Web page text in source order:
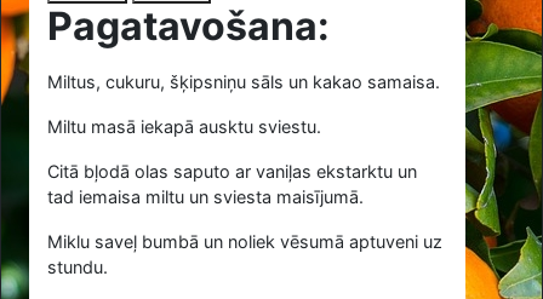
Pagatavošana:
Miltus, cukuru, šķipsniņu sāls un kakao samaisa.
Miltu masā iekapā ausktu sviestu.
Citā bļodā olas saputo ar vaniļas ekstarktu un
tad iemaisa miltu un sviesta maisījumā.
Miklu saveļ bumbā un noliek vēsumā aptuveni uz
stundu.